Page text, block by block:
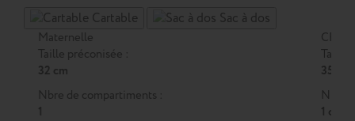
Cartable Sac à dos
Maternelle
Taille préconisée :
32 cm
Nbre de compartiments :
1
CP
Taille
35 cm
Nbre
1 ou 2